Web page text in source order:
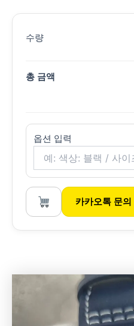
수량
총 금액
옵션 입력
카카오톡 문의